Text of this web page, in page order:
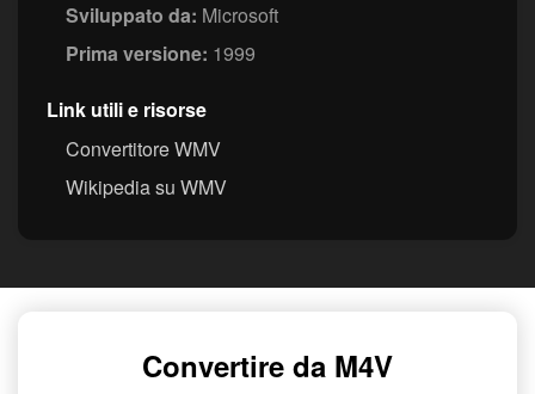
Sviluppato da: Microsoft
Prima versione: 1999
Link utili e risorse
Convertitore WMV
Wikipedia su WMV
Convertire da M4V